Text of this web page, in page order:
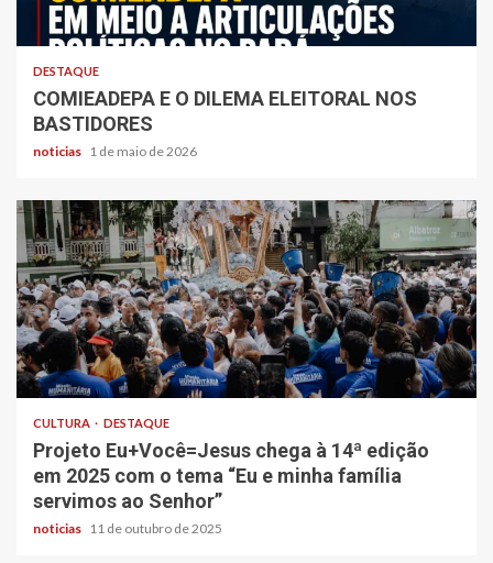
DESTAQUE
COMIEADEPA E O DILEMA ELEITORAL NOS
BASTIDORES
noticias 1 de maio de 2026
CULTURA DESTAQUE
Projeto Eu+Você=Jesus chega à 14ª edição
em 2025 com o tema “Eu e minha família
servimos ao Senhor”
noticias 11 de outubro de 2025